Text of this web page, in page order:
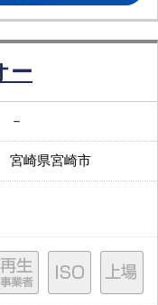
ー
－
宮崎県宮崎市